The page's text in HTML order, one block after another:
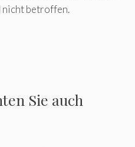
nicht betroffen.
Sie auch